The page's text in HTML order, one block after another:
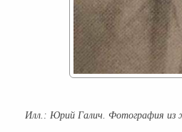
Юрий Галич. Фотография из